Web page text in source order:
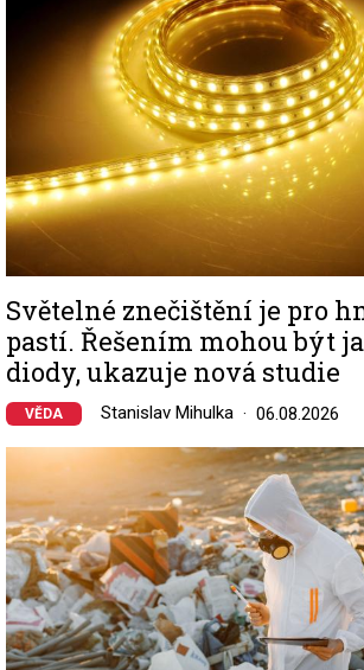
Světelné znečištění je pro
pastí. Řešením mohou být
diody, ukazuje nová studie
VĚDA Stanislav Mihulka 06.08.2026
Image